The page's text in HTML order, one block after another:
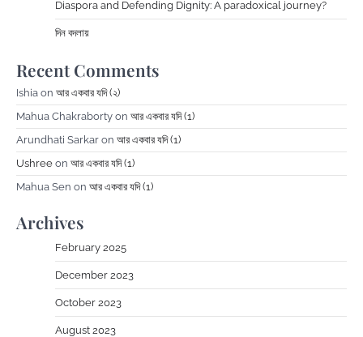
Diaspora and Defending Dignity: A paradoxical journey?
দিন বদলায়
Recent Comments
Ishia on আর একবার যদি (২)
Mahua Chakraborty on আর একবার যদি (1)
Arundhati Sarkar on আর একবার যদি (1)
Ushree on আর একবার যদি (1)
Mahua Sen on আর একবার যদি (1)
Archives
February 2025
December 2023
October 2023
August 2023